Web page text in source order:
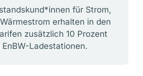
für Strom,
erhalten in den
zusätzlich 10 Prozent
EnBW-Ladestationen.